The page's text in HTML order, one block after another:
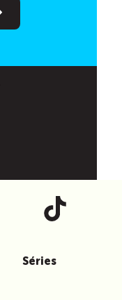
Séries